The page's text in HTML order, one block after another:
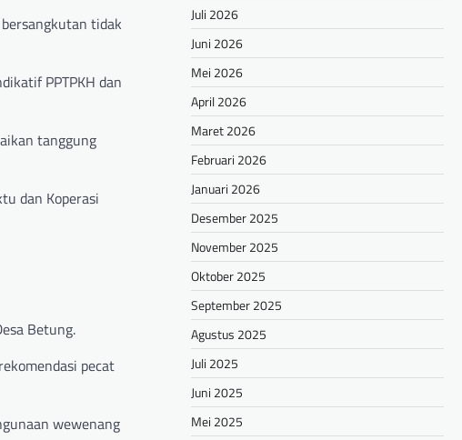
tidak
PPTPKH dan
tanggung
dan Koperasi
Betung.
pecat
wewenang
Juli 2026
Juni 2026
Mei 2026
April 2026
Maret 2026
Februari 2026
Januari 2026
Desember 2025
November 2025
Oktober 2025
September 2025
Agustus 2025
Juli 2025
Juni 2025
Mei 2025